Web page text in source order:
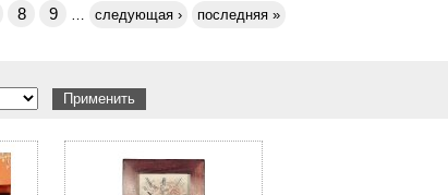
8 9 … следующая › последняя »